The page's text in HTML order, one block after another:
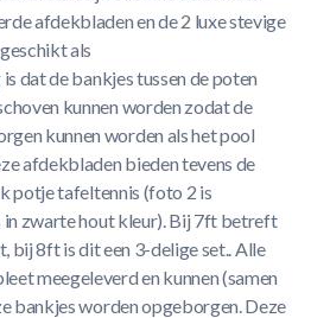
afdekbladen en de 2 luxe stevige
als
dat de bankjes tussen de poten
kunnen worden zodat de
kunnen worden als het pool
afdekbladen bieden tevens de
potje tafeltennis (foto 2 is
zwarte hout kleur). Bij 7ft betreft
bij 8ft is dit een 3-delige set.. Alle
meegeleverd en kunnen (samen
bankjes worden opgeborgen. Deze